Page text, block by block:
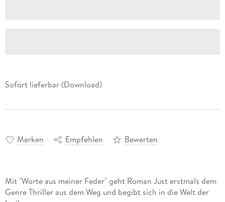
Sofort lieferbar (Download)
Merken Empfehlen Bewerten
Mit "Worte aus meiner Feder" geht Roman Just erstmals dem
Genre Thriller aus dem Weg und begibt sich in die Welt der